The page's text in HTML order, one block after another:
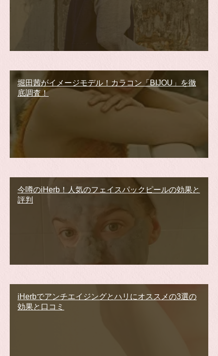
堀田茜がイメージモデル！カラコン「BIJOU」を徹
底調査！
今噂のiHerb！人気のフェイスパックピールの効果と
評判
iHerbでアンチエイジングとハリにオススメの3選の
効果と口コミ